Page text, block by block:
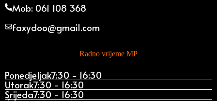
Mob: 061 108 368
faxydoo@gmail.com
Radno vrijeme MP
Ponedjeljak7:30 - 16:30
Utorak7:30 - 16:30
Srijeda7:30 - 16:30